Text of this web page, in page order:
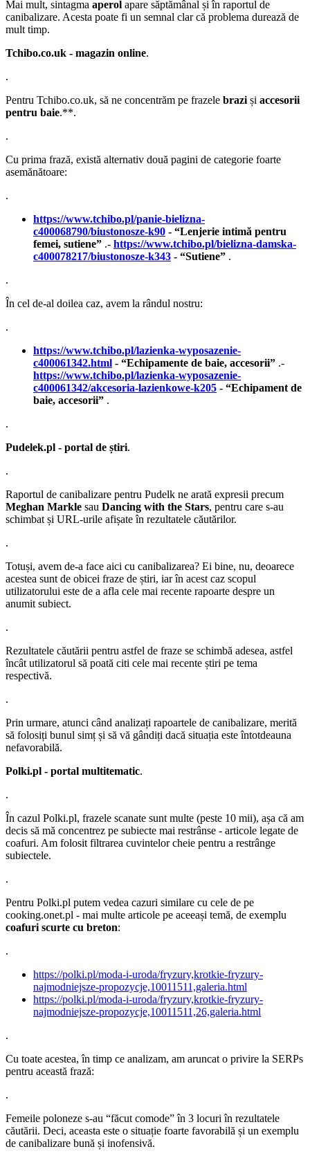
Mai mult, sintagma aperol apare săptămânal și în raportul de
canibalizare. Acesta poate fi un semnal clar că problema durează de
mult timp.
Tchibo.co.uk - magazin online.
.
Pentru Tchibo.co.uk, să ne concentrăm pe frazele brazi și accesorii
pentru baie.**.
.
Cu prima frază, există alternativ două pagini de categorie foarte
asemănătoare:
.
https://www.tchibo.pl/panie-bielizna-
c400068790/biustonosze-k90 - “Lenjerie intimă pentru
femei, sutiene” .- https://www.tchibo.pl/bielizna-damska-
c400078217/biustonosze-k343 - “Sutiene” .
.
În cel de-al doilea caz, avem la rândul nostru:
.
https://www.tchibo.pl/lazienka-wyposazenie-
c400061342.html - “Echipamente de baie, accesorii” .-
https://www.tchibo.pl/lazienka-wyposazenie-
c400061342/akcesoria-lazienkowe-k205 - “Echipament de
baie, accesorii” .
.
Pudelek.pl - portal de știri.
.
Raportul de canibalizare pentru Pudelk ne arată expresii precum
Meghan Markle sau Dancing with the Stars, pentru care s-au
schimbat și URL-urile afișate în rezultatele căutărilor.
.
Totuși, avem de-a face aici cu canibalizarea? Ei bine, nu, deoarece
acestea sunt de obicei fraze de știri, iar în acest caz scopul
utilizatorului este de a afla cele mai recente rapoarte despre un
anumit subiect.
.
Rezultatele căutării pentru astfel de fraze se schimbă adesea, astfel
încât utilizatorul să poată citi cele mai recente știri pe tema
respectivă.
.
Prin urmare, atunci când analizați rapoartele de canibalizare, merită
să folosiți bunul simț și să vă gândiți dacă situația este întotdeauna
nefavorabilă.
Polki.pl - portal multitematic.
.
În cazul Polki.pl, frazele scanate sunt multe (peste 10 mii), așa că am
decis să mă concentrez pe subiecte mai restrânse - articole legate de
coafuri. Am folosit filtrarea cuvintelor cheie pentru a restrânge
subiectele.
.
Pentru Polki.pl putem vedea cazuri similare cu cele de pe
cooking.onet.pl - mai multe articole pe aceeași temă, de exemplu
coafuri scurte cu breton:
.
https://polki.pl/moda-i-uroda/fryzury,krotkie-fryzury-
najmodniejsze-propozycje,10011511,galeria.html
https://polki.pl/moda-i-uroda/fryzury,krotkie-fryzury-
najmodniejsze-propozycje,10011511,26,galeria.html
.
Cu toate acestea, în timp ce analizam, am aruncat o privire la SERPs
pentru această frază:
.
Femeile poloneze s-au “făcut comode” în 3 locuri în rezultatele
căutării. Deci, aceasta este o situație foarte favorabilă și un exemplu
de canibalizare bună și inofensivă.